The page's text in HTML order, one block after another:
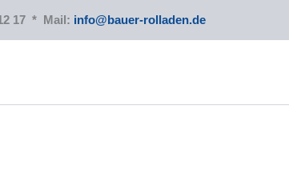
17 * Mail: info@bauer-rolladen.de